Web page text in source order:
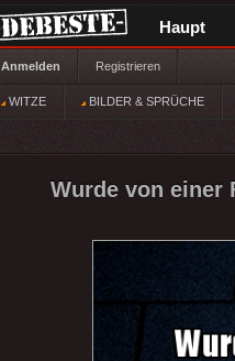
Haupt
Anmelden Registrieren
WITZE BILDER & SPRÜCHE
Wurde von einer